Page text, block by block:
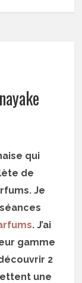
qui
de
Je
. J’ai
gamme
2
une